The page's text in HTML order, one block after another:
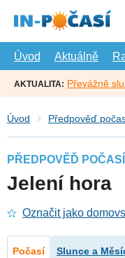
hlavní
Úvod
Aktuálně
AKTUALITA: Převážně
Úvod Předpověď
PŘEDPOVĚĎ POČASÍ
Jelení hora
Označit jako
Počasí Slunce a